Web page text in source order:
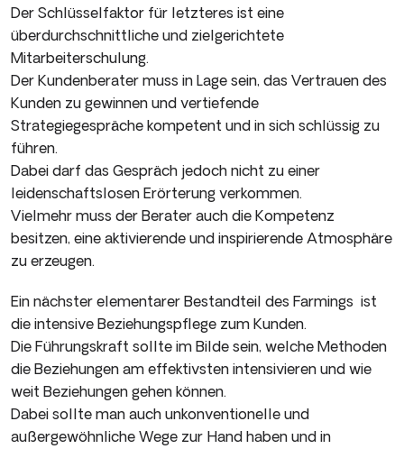
Der Schlüsselfaktor für letzteres ist eine
überdurchschnittliche und zielgerichtete
Mitarbeiterschulung.
Der Kundenberater muss in Lage sein, das Vertrauen des
Kunden zu gewinnen und vertiefende
Strategiegespräche kompetent und in sich schlüssig zu
führen.
Dabei darf das Gespräch jedoch nicht zu einer
leidenschaftslosen Erörterung verkommen.
Vielmehr muss der Berater auch die Kompetenz
besitzen, eine aktivierende und inspirierende Atmosphäre
zu erzeugen.
Ein nächster elementarer Bestandteil des Farmings ist
die intensive Beziehungspflege zum Kunden.
Die Führungskraft sollte im Bilde sein, welche Methoden
die Beziehungen am effektivsten intensivieren und wie
weit Beziehungen gehen können.
Dabei sollte man auch unkonventionelle und
außergewöhnliche Wege zur Hand haben und in